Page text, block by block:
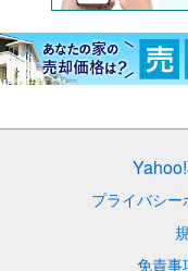
プライバシー
免責事